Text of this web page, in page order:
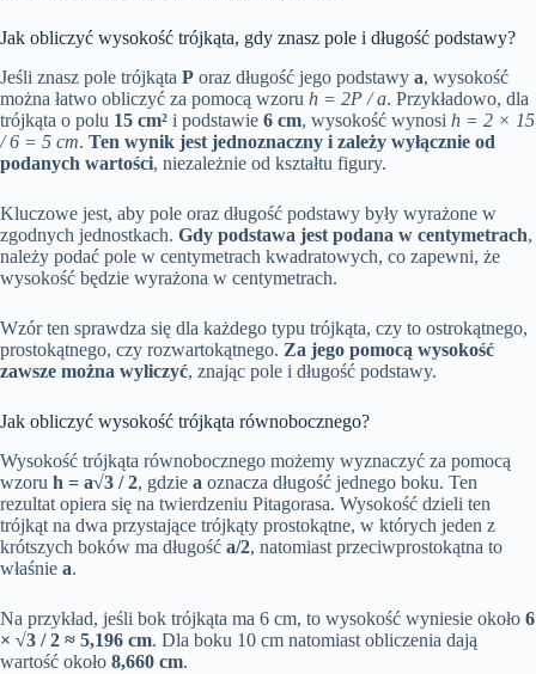
Jak obliczyć wysokość trójkąta, gdy znasz pole i długość podstawy?
Jeśli znasz pole trójkąta P oraz długość jego podstawy a, wysokość
można łatwo obliczyć za pomocą wzoru h = 2P / a. Przykładowo, dla
trójkąta o polu 15 cm² i podstawie 6 cm, wysokość wynosi h = 2 × 15
/ 6 = 5 cm. Ten wynik jest jednoznaczny i zależy wyłącznie od
podanych wartości, niezależnie od kształtu figury.
Kluczowe jest, aby pole oraz długość podstawy były wyrażone w
zgodnych jednostkach. Gdy podstawa jest podana w centymetrach,
należy podać pole w centymetrach kwadratowych, co zapewni, że
wysokość będzie wyrażona w centymetrach.
Wzór ten sprawdza się dla każdego typu trójkąta, czy to ostrokątnego,
prostokątnego, czy rozwartokątnego. Za jego pomocą wysokość
zawsze można wyliczyć, znając pole i długość podstawy.
Jak obliczyć wysokość trójkąta równobocznego?
Wysokość trójkąta równobocznego możemy wyznaczyć za pomocą
wzoru h = a√3 / 2, gdzie a oznacza długość jednego boku. Ten
rezultat opiera się na twierdzeniu Pitagorasa. Wysokość dzieli ten
trójkąt na dwa przystające trójkąty prostokątne, w których jeden z
krótszych boków ma długość a/2, natomiast przeciwprostokątna to
właśnie a.
Na przykład, jeśli bok trójkąta ma 6 cm, to wysokość wyniesie około 6
× √3 / 2 ≈ 5,196 cm. Dla boku 10 cm natomiast obliczenia dają
wartość około 8,660 cm.